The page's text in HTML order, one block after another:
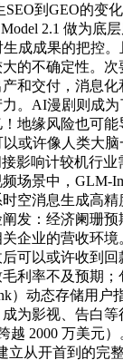
到GEO的变
Model 2.1 做为
成成果的把控
的不确定性。
和交付，消息
。AI漫剧则成
地缘风险也可
或许像人类大
影响计较机行
场景中，GLM-
空消息生成高
发：经济阑珊
企业的营收环
可以或许收到
利率不及预期；
）动态存储用
为影视、告白
越 2000 万美
立从开首到的完